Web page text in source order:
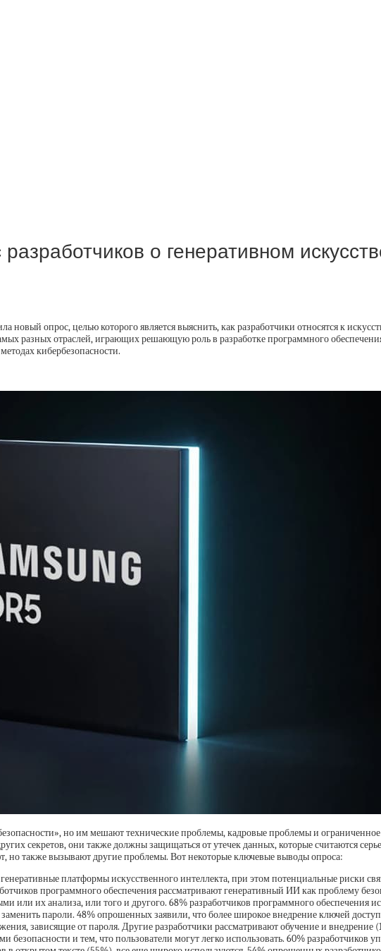
о генеративном
опрос, целью которого является выяснить, как разработчики относятся к
разных отраслей, играющих решающую роль в разработке программного
кибербезопасности.
но им мешают технические проблемы, кадровые проблемы и
секретов, они также должны защищаться от утечек данных, которые считаются
но также вызывают другие проблемы. Вот некоторые ключевые выводы опроса:
платформы искусственного интеллекта, при этом потенциальные риски
программного обеспечения рассматривают генеративный ИИ как проблему
или их анализа, или того и другого. 68% разработчиков программного обеспечения
пароли. 48% опрошенных заявили, что более широкое внедрение ключей
зависящие от пароля. Другие разработчики рассматривают обучение и внедрение
и тем, что пользователи могут легко использовать. 60% разработчиков